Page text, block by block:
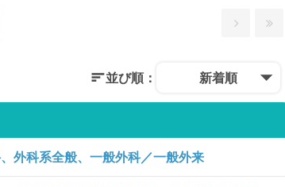
並び順： 新着順
外科系全般、一般外科／一般外来